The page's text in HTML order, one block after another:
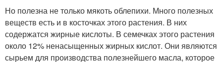
Но полезна не только мякоть облепихи. Много полезных
веществ есть и в косточках этого растения. В них
содержатся жирные кислоты. В семечках этого растения
около 12% ненасыщенных жирных кислот. Они являются
сырьем для производства полезнейшего масла, которое